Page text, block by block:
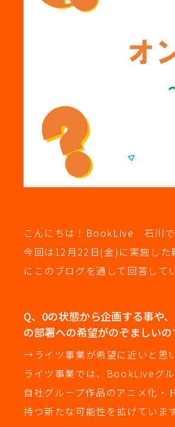
こんにちは！BookLive 石川で
今回は12月22日(金)に実施した
にこのブログを通して回答して
Q、0の状態から企画する事や
の部署への希望がのぞましいの
→ライツ事業が希望に近いと思
ライツ事業では、BookLiveグ
自社グループ作品のアニメ化
持つ新たな可能性を拡げています